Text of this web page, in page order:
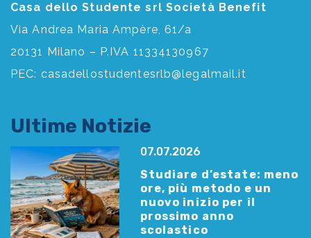
Casa dello Studente srl Società Benefit
Via Andrea Maria Ampère, 61/a
20131 Milano – P.IVA 11334130967
PEC: casadellostudentesrlb@legalmail.it
Ultime Notizie
07.07.2026
Studiare d’estate: meno
ore, più metodo e un
nuovo inizio per il
prossimo anno
scolastico